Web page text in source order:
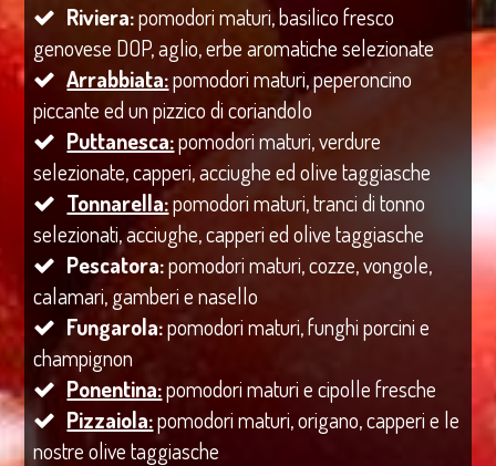
Riviera:pomodori maturi, basilico fresco
genovese DOP, aglio, erbe aromatiche selezionate
Arrabbiata:pomodori maturi, peperoncino
piccante ed un pizzico di coriandolo
Puttanesca:pomodori maturi, verdure
selezionate, capperi, acciughe ed olive taggiasche
Tonnarella:pomodori maturi, tranci di tonno
selezionati, acciughe, capperi ed olive taggiasche
Pescatora:pomodori maturi, cozze, vongole,
calamari, gamberi e nasello
Fungarola:pomodori maturi, funghi porcini e
champignon
Ponentina:pomodori maturi e cipolle fresche
Pizzaiola:pomodori maturi, origano, capperi e le
nostre olive taggiasche